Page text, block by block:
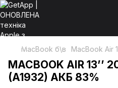
MacBook б\в MacBook Air
MACBOOK AIR 13’’
(A1932) АКБ 83%